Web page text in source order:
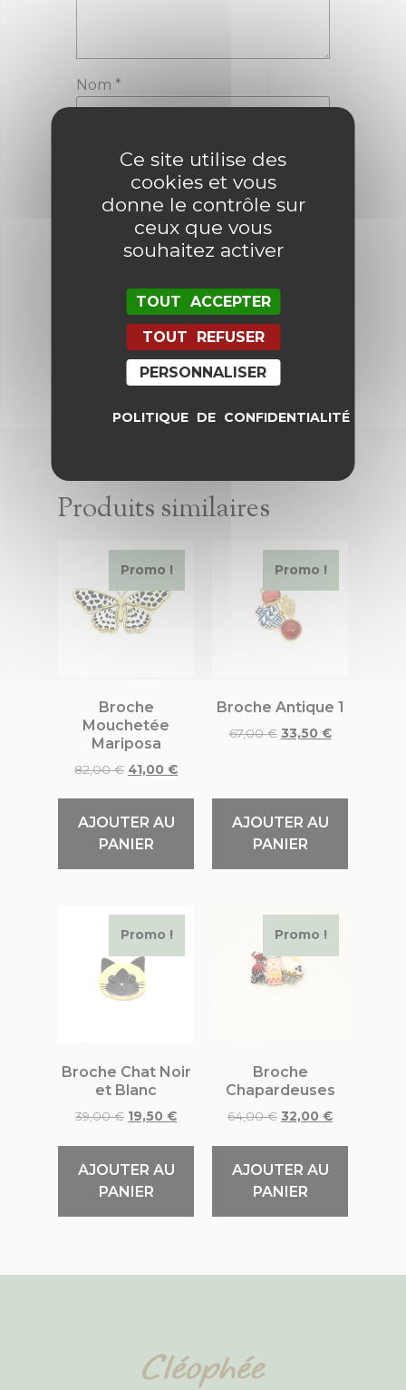
Nom *
E-mail*
Enregistrer mon nom, mon e-mail
et mon site dans le navigateur
Produits similaires
Promo !
Broche
Mouchetée
Mariposa
82,00€ 41,00 €
AJOUTER AU
PANIER
Promo !
Broche Antique 1
67,00€ 33,50 €
AJOUTER AU
PANIER
Promo !
Broche Chat Noir
et Blanc
39,00€ 19,50 €
AJOUTER AU
PANIER
Promo !
Broche
Chapardeuses
64,00€ 32,00 €
AJOUTER AU
PANIER
Ce site utilise des
cookies et vous
donne le contrôle sur
ceux que vous
souhaitez activer
TOUT ACCEPTER
TOUT REFUSER
PERSONNALISER
POLITIQUE DE CONFIDENTIALITÉ